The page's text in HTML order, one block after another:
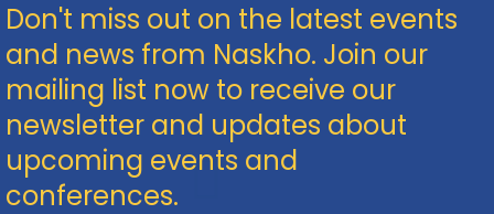
Don't miss out on the latest events
and news from Naskho. Join our
mailing list now to receive our
newsletter and updates about
upcoming events and
conferences.